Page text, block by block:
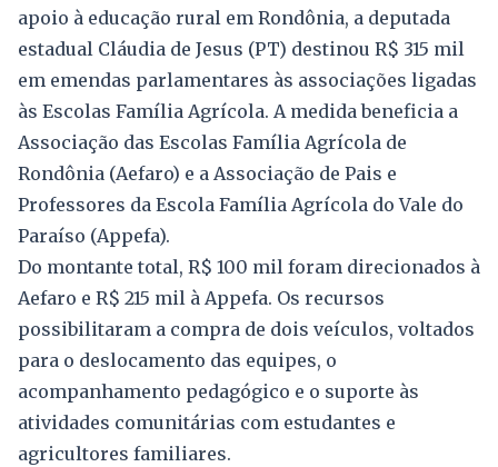
apoio à educação rural em Rondônia, a deputada
estadual Cláudia de Jesus (PT) destinou R$ 315 mil
em emendas parlamentares às associações ligadas
às Escolas Família Agrícola. A medida beneficia a
Associação das Escolas Família Agrícola de
Rondônia (Aefaro) e a Associação de Pais e
Professores da Escola Família Agrícola do Vale do
Paraíso (Appefa).
Do montante total, R$ 100 mil foram direcionados à
Aefaro e R$ 215 mil à Appefa. Os recursos
possibilitaram a compra de dois veículos, voltados
para o deslocamento das equipes, o
acompanhamento pedagógico e o suporte às
atividades comunitárias com estudantes e
agricultores familiares.